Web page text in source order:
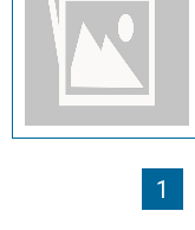
Pagination Page
1